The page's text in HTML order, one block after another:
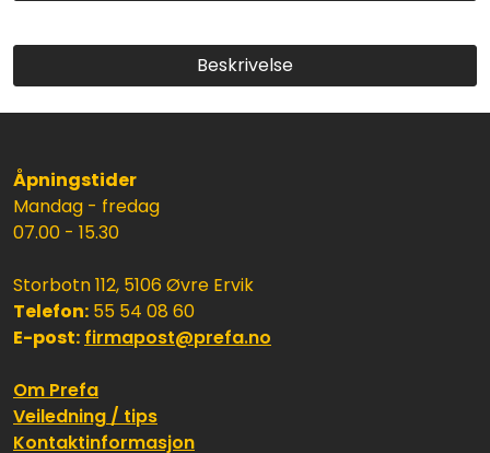
Beskrivelse
Åpningstider
Mandag - fredag
07.00 - 15.30
Storbotn 112, 5106 Øvre Ervik
Telefon: 55 54 08 60
E-post: firmapost@prefa.no
Om Prefa
Veiledning / tips
Kontaktinformasjon